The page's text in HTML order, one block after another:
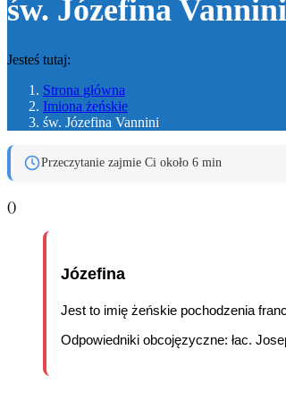
św. Józefina Vannini
Jesteś tutaj:
Strona główna
Imiona żeńskie
św. Józefina Vannini
Przeczytanie zajmie Ci około 6 min
()
Józefina
Jest to imię żeńskie pochodzenia
Odpowiedniki obcojęzyczne: łac.